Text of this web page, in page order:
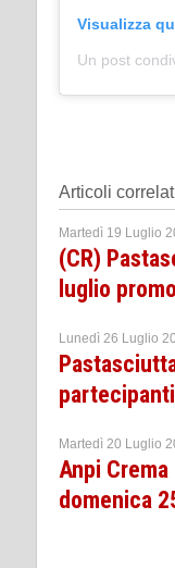
Visualizza
Articoli
Martedì 19 Luglio
(CR)
luglio
Lunedì 26 Luglio
Martedì 20 Luglio
Anpi
domenica